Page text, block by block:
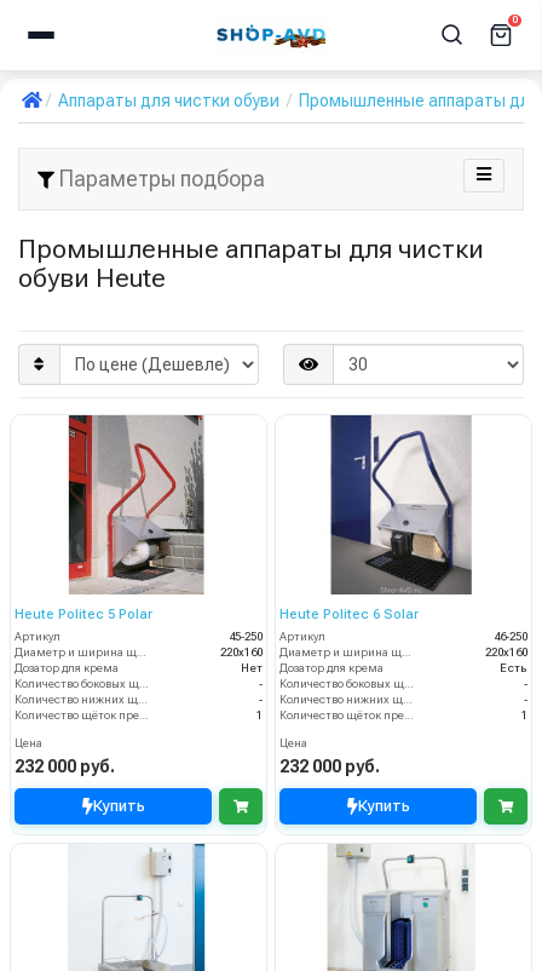
0
Аппараты для чистки обуви Промышленные аппараты для
Параметры подбора
Промышленные аппараты для чистки
обуви Heute
Heute Politec 5 Polar
Артикул
45-250
220х160
Дозатор для крема
Нет
-
-
1
Цена
232 000 руб.
Купить
Heute Politec 6 Solar
Артикул
46-250
220х160
Дозатор для крема
Есть
-
-
1
Цена
232 000 руб.
Купить